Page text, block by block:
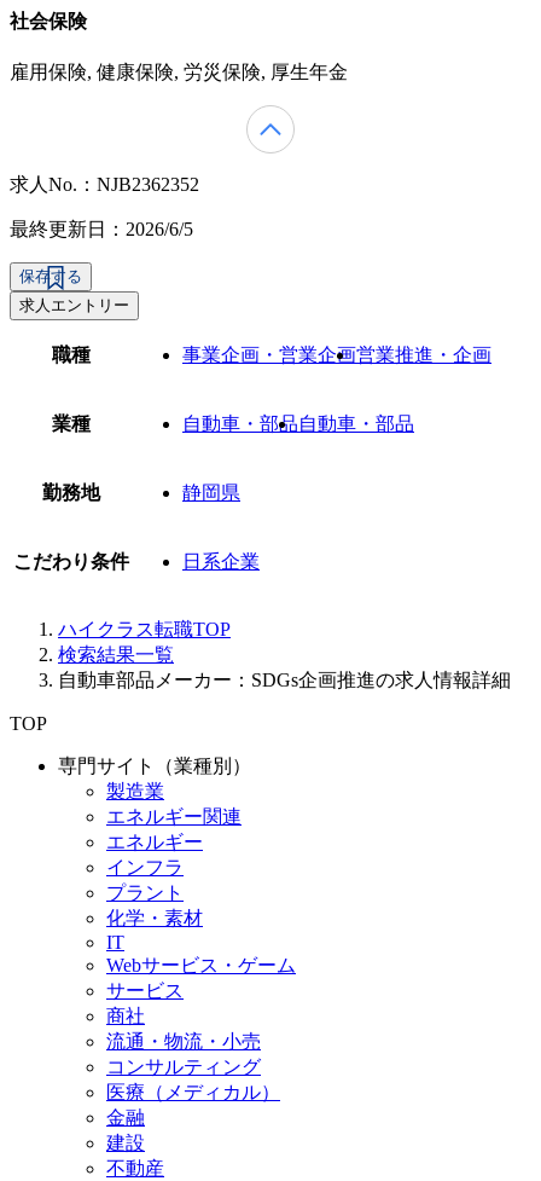
社会保険
雇用保険, 健康保険, 労災保険, 厚生年金
求人No.：NJB2362352
最終更新日：2026/6/5
保存する
求人エントリー
職種 事業企画・営業企画営業推進・企画
業種 自動車・部品自動車・部品
勤務地 静岡県
こだわり条件 日系企業
ハイクラス転職TOP
検索結果一覧
自動車部品メーカー：SDGs企画推進の求人情報詳細
TOP
専門サイト（業種別）
製造業
エネルギー関連
エネルギー
インフラ
プラント
化学・素材
IT
Webサービス・ゲーム
サービス
商社
流通・物流・小売
コンサルティング
医療（メディカル）
金融
建設
不動産